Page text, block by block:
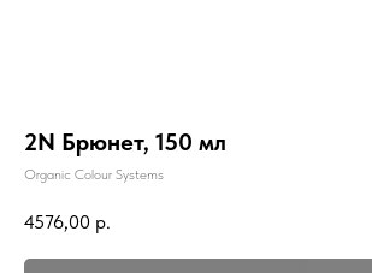
2N Брюнет, 150 мл
Organic Colour Systems
4576,00 р.